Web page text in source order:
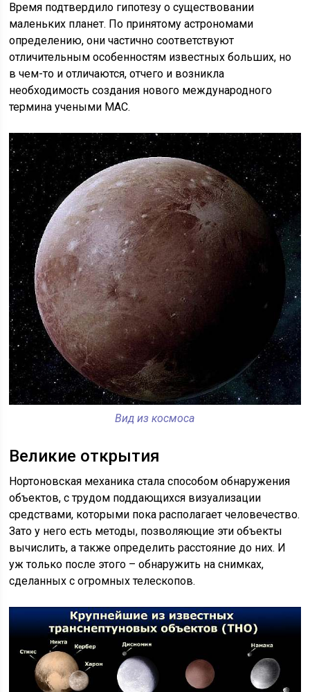
Время подтвердило гипотезу о существовании
маленьких планет. По принятому астрономами
определению, они частично соответствуют
отличительным особенностям известных больших, но
в чем-то и отличаются, отчего и возникла
необходимость создания нового международного
термина учеными МАС.
Вид из космоса
Великие открытия
Нортоновская механика стала способом обнаружения
объектов, с трудом поддающихся визуализации
средствами, которыми пока располагает человечество.
Зато у него есть методы, позволяющие эти объекты
вычислить, а также определить расстояние до них. И
уж только после этого – обнаружить на снимках,
сделанных с огромных телескопов.